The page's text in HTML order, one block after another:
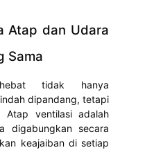
Atap dan Udara
Sama
tidak hanya
dipandang, tetapi
Atap ventilasi adalah
digabungkan secara
keajaiban di setiap